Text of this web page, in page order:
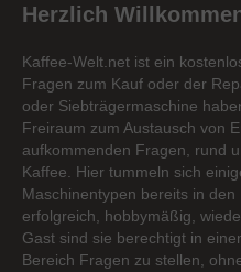
Herzlich
Kaffee-Welt.net ist ein
Fragen zum Kauf oder der
oder Siebträgermaschine
Freiraum zum Austausch von
aufkommenden Fragen, rund
Kaffee. Hier tummeln sich
Maschinentypen bereits in
erfolgreich, hobbymäßig,
Gast sind sie berechtigt in
Bereich Fragen zu stellen,